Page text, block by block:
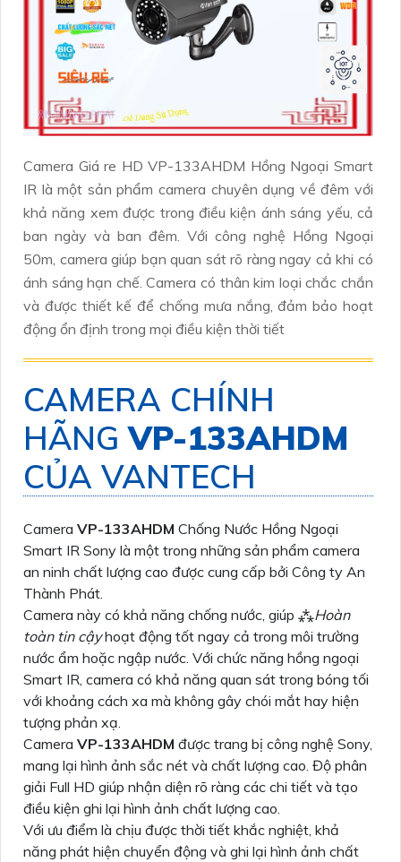
Camera Giá re HD VP-133AHDM Hồng Ngoại Smart
IR là một sản phẩm camera chuyên dụng về đêm với
khả năng xem được trong điều kiện ánh sáng yếu, cả
ban ngày và ban đêm. Với công nghệ Hồng Ngoại
50m, camera giúp bạn quan sát rõ ràng ngay cả khi có
ánh sáng hạn chế. Camera có thân kim loại chắc chắn
và được thiết kế để chống mưa nắng, đảm bảo hoạt
động ổn định trong mọi điều kiện thời tiết
CAMERA CHÍNH
HÃNGVP-133AHDM
CỦA VANTECH
Camera VP-133AHDM Chống Nước Hồng Ngoại
Smart IR Sony là một trong những sản phẩm camera
an ninh chất lượng cao được cung cấp bởi Công ty An
Thành Phát.
Camera này có khả năng chống nước, giúp ⁂Hoàn
toàn tin cậyhoạt động tốt ngay cả trong môi trường
nước ẩm hoặc ngập nước. Với chức năng hồng ngoại
Smart IR, camera có khả năng quan sát trong bóng tối
với khoảng cách xa mà không gây chói mắt hay hiện
tượng phản xạ.
Camera VP-133AHDM được trang bị công nghệ Sony,
mang lại hình ảnh sắc nét và chất lượng cao. Độ phân
giải Full HD giúp nhận diện rõ ràng các chi tiết và tạo
điều kiện ghi lại hình ảnh chất lượng cao.
Với ưu điểm là chịu được thời tiết khắc nghiệt, khả
năng phát hiện chuyển động và ghi lại hình ảnh chất